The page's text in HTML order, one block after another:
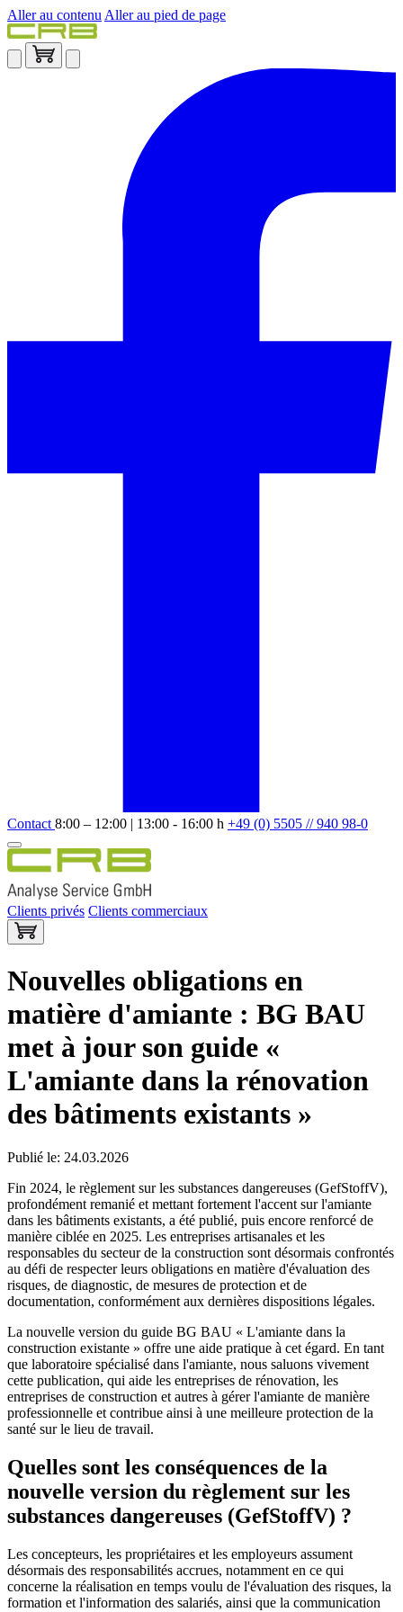
Aller au contenu Aller au pied de page
Contact 8:00 – 12:00 | 13:00 - 16:00 h +49 (0) 5505 // 940 98-0
Clients privés Clients commerciaux
Nouvelles obligations en
matière d'amiante : BG BAU
met à jour son guide «
L'amiante dans la rénovation
des bâtiments existants »
Publié le: 24.03.2026
Fin 2024, le règlement sur les substances dangereuses (GefStoffV),
profondément remanié et mettant fortement l'accent sur l'amiante
dans les bâtiments existants, a été publié, puis encore renforcé de
manière ciblée en 2025. Les entreprises artisanales et les
responsables du secteur de la construction sont désormais confrontés
au défi de respecter leurs obligations en matière d'évaluation des
risques, de diagnostic, de mesures de protection et de
documentation, conformément aux dernières dispositions légales.
La nouvelle version du guide BG BAU « L'amiante dans la
construction existante » offre une aide pratique à cet égard. En tant
que laboratoire spécialisé dans l'amiante, nous saluons vivement
cette publication, qui aide les entreprises de rénovation, les
entreprises de construction et autres à gérer l'amiante de manière
professionnelle et contribue ainsi à une meilleure protection de la
santé sur le lieu de travail.
Quelles sont les conséquences de la
nouvelle version du règlement sur les
substances dangereuses (GefStoffV) ?
Les concepteurs, les propriétaires et les employeurs assument
désormais des responsabilités accrues, notamment en ce qui
concerne la réalisation en temps voulu de l'évaluation des risques, la
formation et l'information des salariés, ainsi que la communication